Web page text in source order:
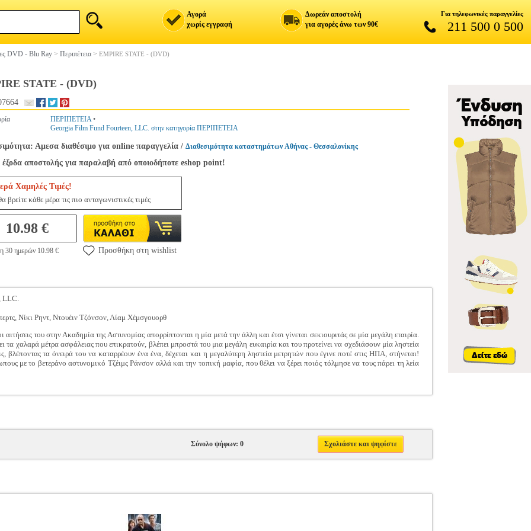
Αγορά
χωρίς εγγραφή
Δωρεάν αποστολή
για αγορές άνω των 90€
Για τηλεφωνικές παραγγελίες
211 500 0 500
DVD - Blu Ray > Περιπέτεια > EMPIRE STATE - (DVD)
STATE - (DVD)
ΠΕΡΙΠΕΤΕΙΑ•
Georgia Film Fund Fourteen, LLC. στην κατηγορία ΠΕΡΙΠΕΤΕΙΑ
Αμεσα διαθέσιμο για online παραγγελία / Διαθεσιμότητα καταστημάτων Αθήνας - Θεσσαλονίκης
αποστολής για παραλαβή από οποιοδήποτε eshop point!
Χαμηλές Τιμές!
βρείτε κάθε μέρα τις πιο ανταγωνιστικές τιμές
10.98 €
30 ημερών 10.98 € Προσθήκη στη wishlist
LLC.
Νίκι Ρηντ, Ντουέιν Τζόνσον, Λίαμ Χέμσγουορθ
αιτήσεις του στην Ακαδημία της Αστυνομίας απορρίπτονται η μία μετά την άλλη και έτσι γίνεται σεκιουριτάς σε μία μεγάλη εταιρία.
τα χαλαρά μέτρα ασφάλειας που επικρατούν, βλέπει μπροστά του μια μεγάλη ευκαιρία και του προτείνει να σχεδιάσουν μία ληστεία
βλέποντας τα όνειρά του να καταρρέουν ένα ένα, δέχεται και η μεγαλύτερη ληστεία μετρητών που έγινε ποτέ στις ΗΠΑ, στήνεται!
με το βετεράνο αστυνομικό Τζέιμς Ράνσον αλλά και την τοπική μαφία, που θέλει να ξέρει ποιός τόλμησε να τους πάρει τη λεία
Σύνολο ψήφων: 0 Σχολιάστε και ψηφίστε